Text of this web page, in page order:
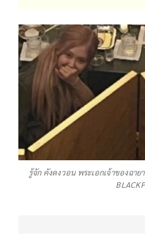
รู้จัก คังดงวอน พระเอกเจ้าของฉา